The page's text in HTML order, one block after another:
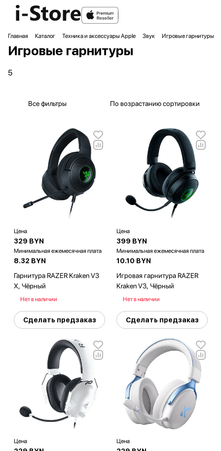
Главная Каталог Техника и аксессуары Apple Звук Игровые гарнитуры
Игровые гарнитуры
5
Все фильтры По возрастанию сортировки
Цена
329 BYN
Минимальная ежемесячная плата
8.32 BYN
Гарнитура RAZER Kraken V3
X, Чёрный
Нет в наличии
Сделать предзаказ
Цена
399 BYN
Минимальная ежемесячная плата
10.10 BYN
Игровая гарнитура RAZER
Kraken V3, Чёрный
Нет в наличии
Сделать предзаказ
Цена Цена